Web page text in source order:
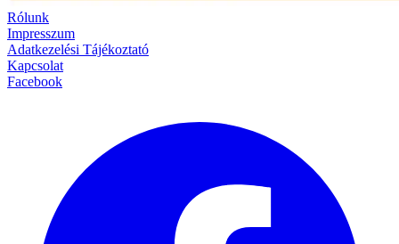
Rólunk
Impresszum
Adatkezelési Tájékoztató
Kapcsolat
Facebook